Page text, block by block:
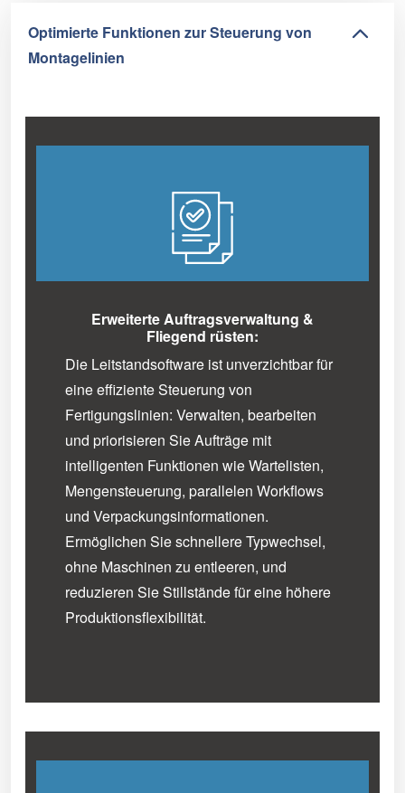
Optimierte Funktionen zur Steuerung von
Montagelinien
Erweiterte Auftragsverwaltung &
Fliegend rüsten:
Die Leitstandsoftware ist unverzichtbar für
eine effiziente Steuerung von
Fertigungslinien: Verwalten, bearbeiten
und priorisieren Sie Aufträge mit
intelligenten Funktionen wie Wartelisten,
Mengensteuerung, parallelen Workflows
und Verpackungsinformationen.
Ermöglichen Sie schnellere Typwechsel,
ohne Maschinen zu entleeren, und
reduzieren Sie Stillstände für eine höhere
Produktionsflexibilität.